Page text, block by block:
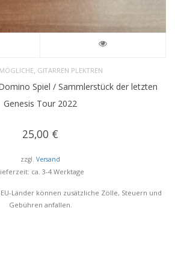
, GITARREN PLEKTREN
Spiel / Sammlerstück der letzten
Genesis Tour 2022
25,00 €
zzgl. Versand
ca. 3-4 Werktage
Länder können zusätzliche Zölle, Steuern und
Gebühren anfallen.